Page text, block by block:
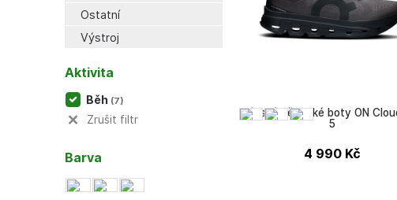
Ostatní
Výstroj
Pánské běžecké boty ON
5
4 990 Kč
Aktivita
Běh (7)
Zrušit filtr
Barva